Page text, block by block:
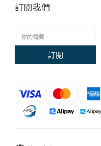
訂閱我們
訂閱